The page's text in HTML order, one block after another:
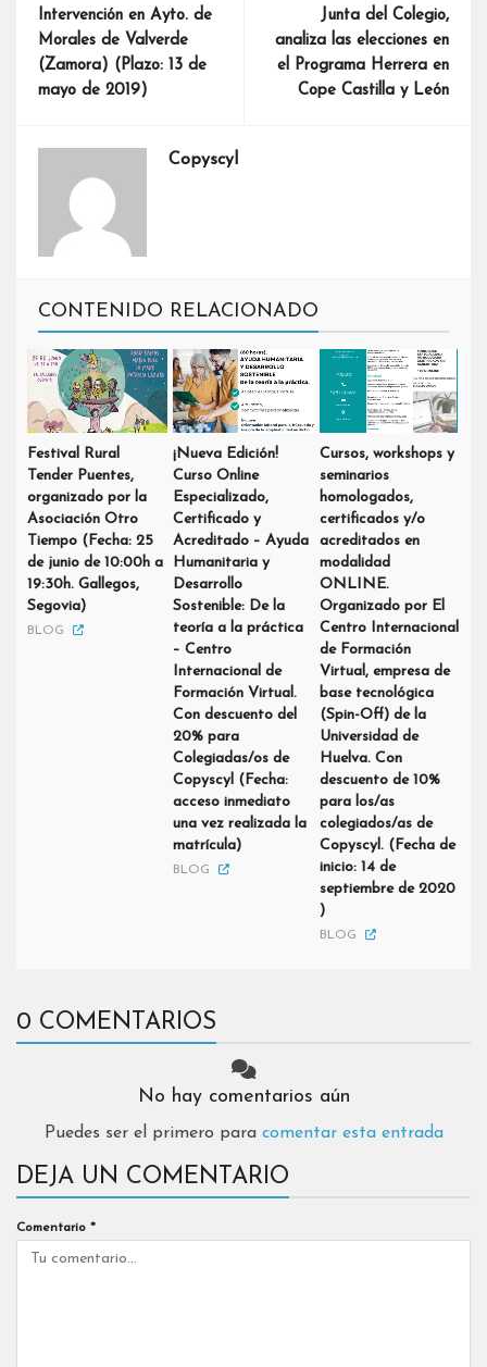
Intervención en Ayto. de
Morales de Valverde
(Zamora) (Plazo: 13 de
mayo de 2019)
Junta del Colegio,
analiza las elecciones en
el Programa Herrera en
Cope Castilla y León
Copyscyl
CONTENIDO RELACIONADO
Festival Rural
Tender Puentes,
organizado por la
Asociación Otro
Tiempo (Fecha: 25
de junio de 10:00h a
19:30h. Gallegos,
Segovia)
BLOG
¡Nueva Edición!
Curso Online
Especializado,
Certificado y
Acreditado – Ayuda
Humanitaria y
Desarrollo
Sostenible: De la
teoría a la práctica
– Centro
Internacional de
Formación Virtual.
Con descuento del
20% para
Colegiadas/os de
Copyscyl (Fecha:
acceso inmediato
una vez realizada la
matrícula)
BLOG
Cursos, workshops y
seminarios
homologados,
certificados y/o
acreditados en
modalidad
ONLINE.
Organizado por El
Centro Internacional
de Formación
Virtual, empresa de
base tecnológica
(Spin-Off) de la
Universidad de
Huelva. Con
descuento de 10%
para los/as
colegiados/as de
Copyscyl. (Fecha de
inicio: 14 de
septiembre de 2020
)
BLOG
0 COMENTARIOS
No hay comentarios aún
Puedes ser el primero para comentar esta entrada
DEJA UN COMENTARIO
Comentario *